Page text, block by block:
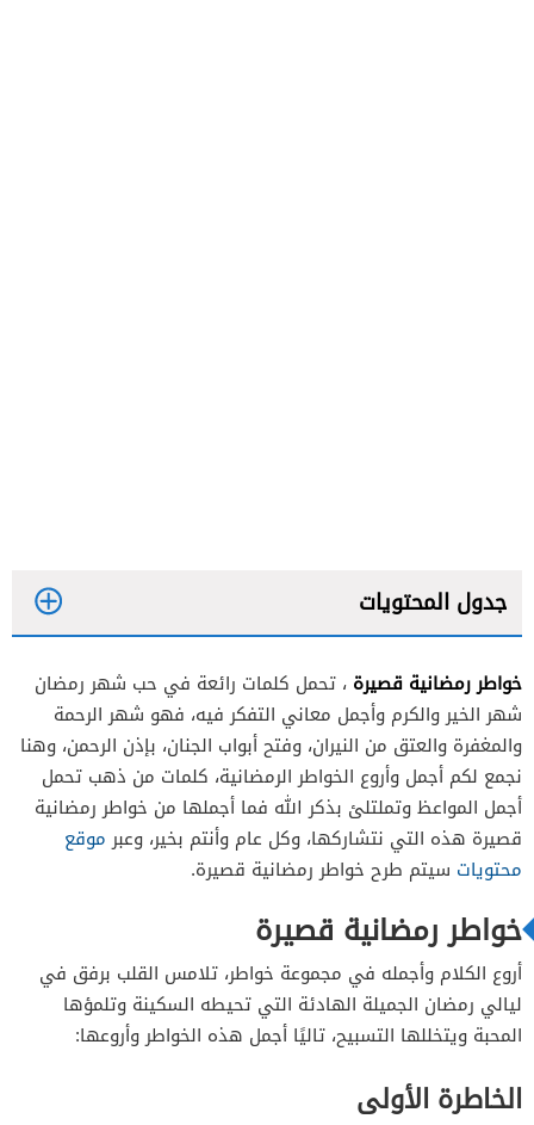
جدول المحتويات
الخاطرة الأولى
الخاطرة الثانية
الخاطرة الثالثة
الخاطرة الرابعة
الخاطرة الخامسة
خواطر رمضانية قصيرة ، تحمل كلمات رائعة في حب شهر رمضان
شهر الخير والكرم وأجمل معاني التفكر فيه، فهو شهر الرحمة
والمغفرة والعتق من النيران، وفتح أبواب الجنان، بإذن الرحمن، وهنا
نجمع لكم أجمل وأروع الخواطر الرمضانية، كلمات من ذهب تحمل
أجمل المواعظ وتملتلئ بذكر الله فما أجملها من خواطر رمضانية
قصيرة هذه التي نتشاركها، وكل عام وأنتم بخير، وعبرموقع
محتويات سيتم طرح خواطر رمضانية قصيرة.
خواطر رمضانية قصيرة
أروع الكلام وأجمله في مجموعة خواطر، تلامس القلب برفق في
ليالي رمضان الجميلة الهادئة التي تحيطه السكينة وتلمؤها
المحبة ويتخللها التسبيح، تاليًا أجمل هذه الخواطر وأروعها:
الخاطرة الأولى